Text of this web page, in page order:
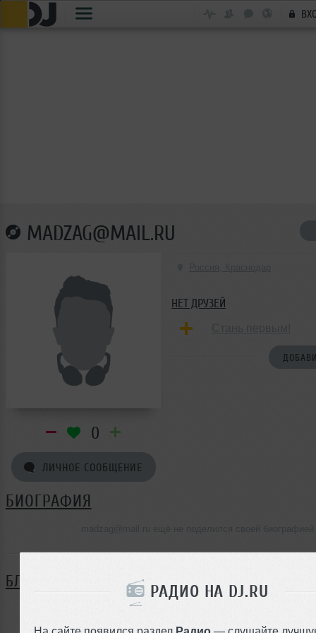
РАДИО НА DJ.RU
На сайте появился раздел Радио — слушайте
MADZAG@MAIL.RU
0
ЛИЧНОЕ СООБЩЕНИЕ
НЕТ ДРУЗЕЙ
БИОГРАФИЯ
БЛОГ